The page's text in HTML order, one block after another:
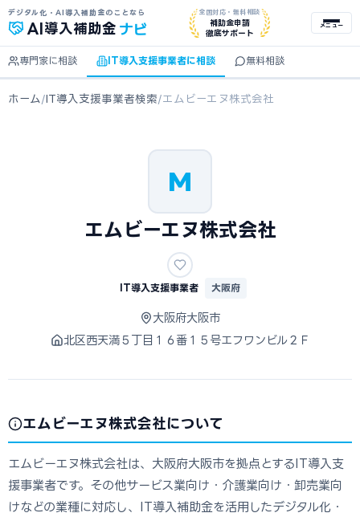
デジタル化・AI導入補助金のことなら
AI 導入補助金 ナビ
全国対応・無料相談
補助金申請
徹底サポート
メニュー
専門家に相談 IT導入支援事業者に相談 無料相談
ホーム /IT導入支援事業者検索/エムビーエヌ株式会社
M
エムビーエヌ株式会社
IT導入支援事業者 大阪府
大阪府大阪市
北区西天満５丁目１６番１５号エフワンビル２Ｆ
エムビーエヌ株式会社について
エムビーエヌ株式会社は、大阪府大阪市を拠点とするIT導入支
援事業者です。その他サービス業向け・介護業向け・卸売業向
けなどの業種に対応し、IT導入補助金を活用したデジタル化・